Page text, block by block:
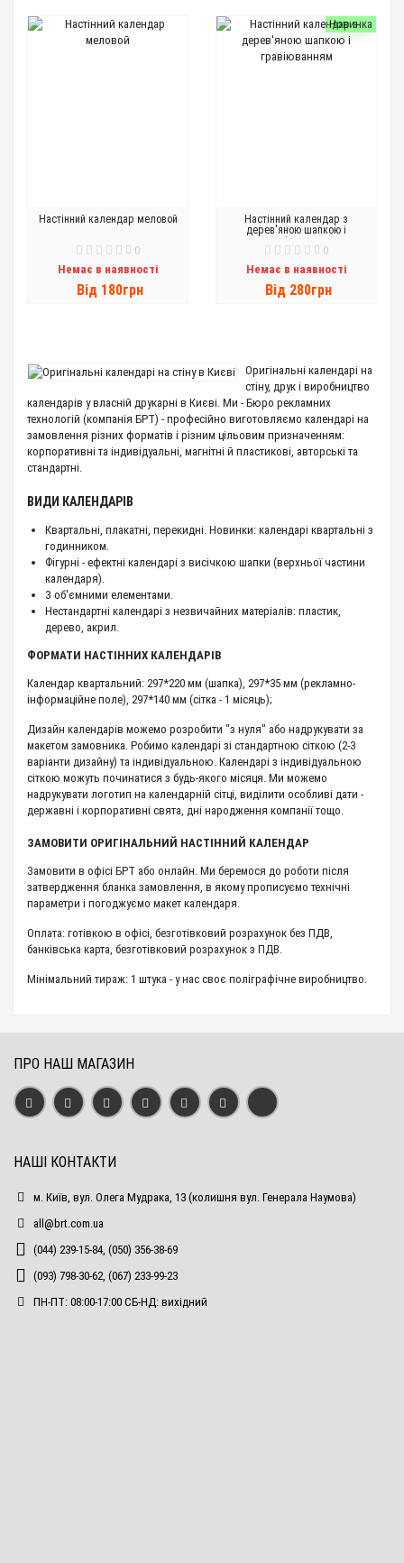
Настінний календар меловой
0
Немає в наявності
Вiд 180грн
Новинка
Настінний календар з
дерев'яною шапкою і
гравіюванням
0
Немає в наявності
Вiд 280грн
Оригінальні календарі на
стіну, друк і виробництво
календарів у власній друкарні в Києві. Ми - Бюро рекламних
технологій (компанія БРТ) - професійно виготовляємо календарі на
замовлення різних форматів і різним цільовим призначенням:
корпоративні та індивідуальні, магнітні й пластикові, авторські та
стандартні.
ВИДИ КАЛЕНДАРІВ
Квартальні, плакатні, перекидні. Новинки: календарі квартальні з
годинником.
Фігурні - ефектні календарі з висічкою шапки (верхньої частини
календаря).
З об'ємними елементами.
Нестандартні календарі з незвичайних матеріалів: пластик,
дерево, акрил.
ФОРМАТИ НАСТІННИХ КАЛЕНДАРІВ
Календар квартальний: 297*220 мм (шапка), 297*35 мм (рекламно-
інформаційне поле), 297*140 мм (сітка - 1 місяць);
Дизайн календарів можемо розробити "з нуля" або надрукувати за
макетом замовника. Робимо календарі зі стандартною сіткою (2-3
варіанти дизайну) та індивідуальною. Календарі з індивідуальною
сіткою можуть починатися з будь-якого місяця. Ми можемо
надрукувати логотип на календарній сітці, виділити особливі дати -
державні і корпоративні свята, дні народження компанії тощо.
ЗАМОВИТИ ОРИГІНАЛЬНИЙ НАСТІННИЙ КАЛЕНДАР
Замовити в офісі БРТ або онлайн. Ми беремося до роботи після
затвердження бланка замовлення, в якому прописуємо технічні
параметри і погоджуємо макет календаря.
Оплата: готівкою в офісі, безготівковий розрахунок без ПДВ,
банківська карта, безготівковий розрахунок з ПДВ.
Мінімальний тираж: 1 штука - у нас своє поліграфічне виробництво.
ПРО НАШ МАГАЗИН
НАШІ КОНТАКТИ
м. Київ, вул. Олега Мудрака, 13 (колишня вул. Генерала Наумова)
all@brt.com.ua
(044) 239-15-84, (050) 356-38-69
(093) 798-30-62, (067) 233-99-23
ПН-ПТ: 08:00-17:00 СБ-НД: вихідний